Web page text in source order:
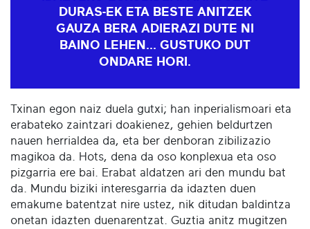
DURAS-EK ETA BESTE ANITZEK
GAUZA BERA ADIERAZI DUTE NI
BAINO LEHEN... GUSTUKO DUT
ONDARE HORI.
Txinan egon naiz duela gutxi; han inperialismoari eta
erabateko zaintzari doakienez, gehien beldurtzen
nauen herrialdea da, eta ber denboran zibilizazio
magikoa da. Hots, dena da oso konplexua eta oso
pizgarria ere bai. Erabat aldatzen ari den mundu bat
da. Mundu biziki interesgarria da idazten duen
emakume batentzat nire ustez, nik ditudan baldintza
onetan idazten duenarentzat. Guztia anitz mugitzen